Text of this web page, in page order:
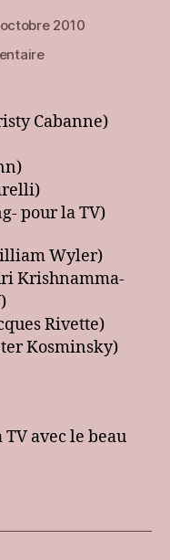
2010
sur
cinématographique
Cabanne)
pour la TV)
Wyler)
Krishnamma-
Rivette)
Kosminsky)
avec le beau